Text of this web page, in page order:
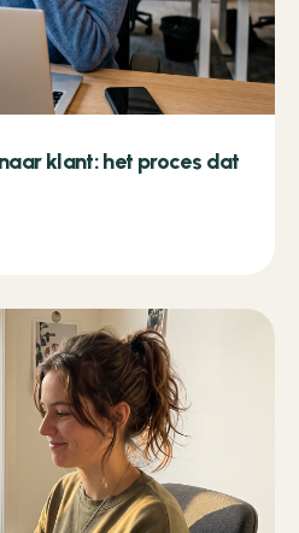
klant: het proces dat